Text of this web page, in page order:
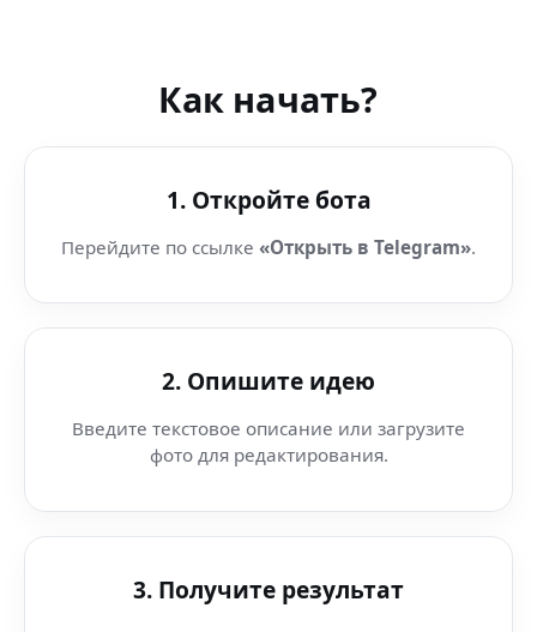
Как начать?
1. Откройте бота
Перейдите по ссылке «Открыть в Telegram».
2. Опишите идею
Введите текстовое описание или загрузите
фото для редактирования.
3. Получите результат